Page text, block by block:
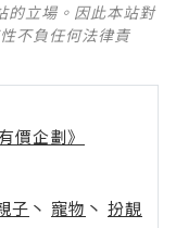
的立場。因此本站對
不負任何法律責
價企劃》
子 丶 寵物 丶 扮靚